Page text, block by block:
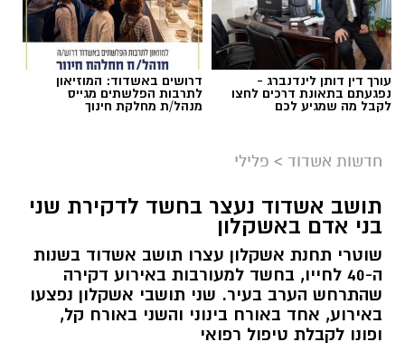
הציבורי אסותא אשדוד: שלומית מגזניק, קלינאית
תקשורת בת 29 ותושבת באר גנים, ילדה את בתה
הבכורה, ליבי, במושב האחורי של הרכב בזמן
הנסיעה לבית החולים.
יומיים קודם לכן הגיעה שלומית, שהייתה בשבוע
ה־40 להריונה, לביקורת שגרתית. במהלך הלילה
עורך דין דותן לינדנברג -
נפגעתם בתאונת דרכים לחצו
לקבל מה שמגיע לכם
דרושים באשדוד: המוזיאון
לתרבות הפלשתים מגייס
מנהל/ת מחלקת חינוך
חדשות אשדוד > פלילי
תושב אשדוד נעצר בחשד לדקירת שני
בני אדם באשקלון
שוטרי תחנת אשקלון עצרו תושב אשדוד בשנות
ה-40 לחייו, בחשד למעורבות באירוע דקירה
שהתרחש הערב בעיר. שני תושבי אשקלון נפצעו
באירוע, אחד באורח בינוני והשני באורח קל,
ופונו לקבלת טיפול רפואי